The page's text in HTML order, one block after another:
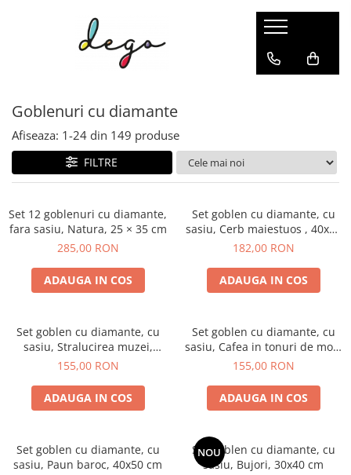
PICTURI PE NUMERE
Dimensiuni medii si mici
Triptice & dimensiuni mari
Aurii & metalizate
Rotunde
Canvas negru
Pictura senzoriala 3D
PUZZLE 2&3D
CUTIUTE MUZICALE
PUZZLE 3D
PUZZLE 2D DIN LEMN
GOBLENURI CU DIAMANTE
GOBLENURI FARA SASIU
DIAMANTE PATRATE
DIAMANTE ROTUNDE
DIAMANTE AB
ACCESORII
BRODERIE IN CRUCIULITA
BRODERII CU MARGELE
BRODERIE CLASICA
ACCESORII CUSUT&BRODAT
SCHITE&GRAVURI
GRAVURI
ACCESORII
BRODERII SI GOBLENURI
GOBLENURI CU DIAMANTE
Goblenuri cu diamante
Afiseaza: 1-24 din 149 produse
FILTRE
Set 12 goblenuri cu diamante,
fara sasiu, Natura, 25 × 35 cm
285,00 RON
ADAUGA IN COS
Set goblen cu diamante, cu
sasiu, Cerb maiestuos , 40x50
cm
182,00 RON
ADAUGA IN COS
Set goblen cu diamante, cu
sasiu, Stralucirea muzei,
40x50 cm
155,00 RON
ADAUGA IN COS
Set goblen cu diamante, cu
sasiu, Cafea in tonuri de mov,
40x50 cm
155,00 RON
ADAUGA IN COS
Set goblen cu diamante, cu
sasiu, Paun baroc, 40x50 cm
NOU
Set goblen cu diamante, cu
sasiu, Bujori, 30x40 cm